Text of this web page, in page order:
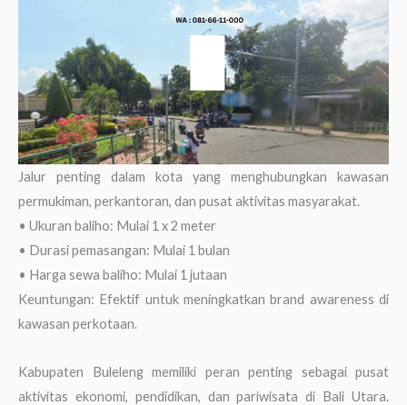
Jalur penting dalam kota yang menghubungkan kawasan
permukiman, perkantoran, dan pusat aktivitas masyarakat.
• Ukuran baliho: Mulai 1 x 2 meter
• Durasi pemasangan: Mulai 1 bulan
• Harga sewa baliho: Mulai 1 jutaan
Keuntungan: Efektif untuk meningkatkan brand awareness di
kawasan perkotaan.
Kabupaten Buleleng memiliki peran penting sebagai pusat
aktivitas ekonomi, pendidikan, dan pariwisata di Bali Utara.